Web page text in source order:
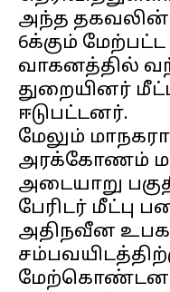
அந்த தகவலின்
6க்கும்
வாகனத்தில்
துறையினர்
ஈடுபட்டனர்.
மேலும்
அரக்கோணம்
அடையாறு
பேரிடர் மீட்பு
அதிநவீன